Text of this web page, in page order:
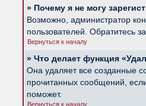
» Почему я не могу
Возможно, администратор
пользователей. Обратитесь
Вернуться к началу
» Что делает функция
Она удаляет все созданные
прочитанных сообщений,
поможет.
Вернуться к началу